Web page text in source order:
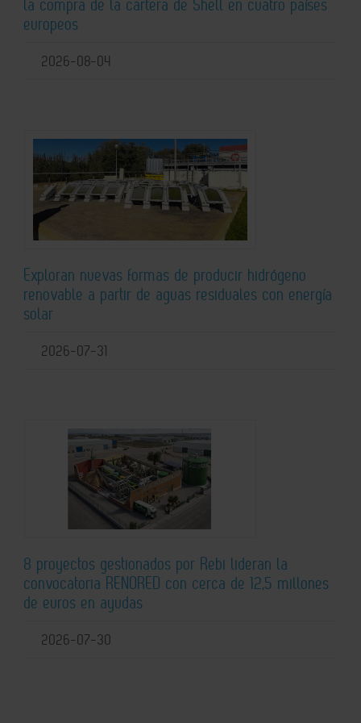
la compra de la cartera de Shell en cuatro países
europeos
2026-08-04
Exploran nuevas formas de producir hidrógeno
renovable a partir de aguas residuales con energía
solar
2026-07-31
8 proyectos gestionados por Rebi lideran la
convocatoria RENORED con cerca de 12,5 millones
de euros en ayudas
2026-07-30